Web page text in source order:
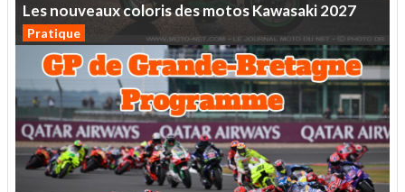
LesnouveauxcolorisdesmotosKawasaki2027
Pratique